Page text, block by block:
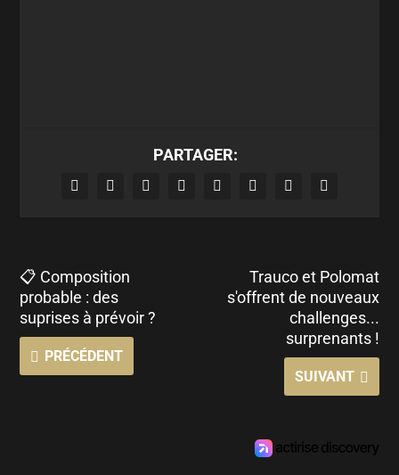
PARTAGER:
📋 Composition
probable : des
suprises à prévoir ?
PRÉCÉDENT
Trauco et Polomat
s'offrent de nouveaux
challenges...
surprenants !
SUIVANT